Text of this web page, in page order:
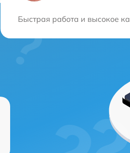
мою проблему. Теперь
Быстрая работа и высокое